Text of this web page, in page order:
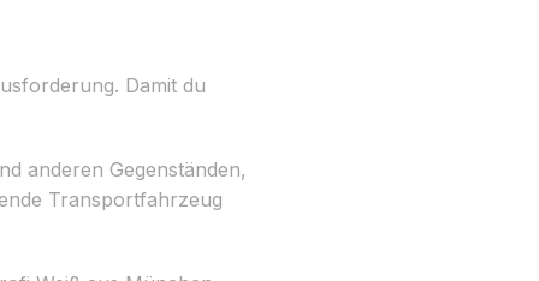
Damit du
anderen Gegenständen,
Transportfahrzeug